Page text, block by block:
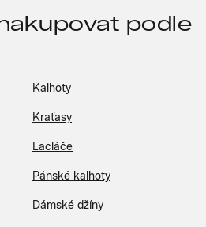
podle
Kalhoty
Kraťasy
Lacláče
Pánské kalhoty
Dámské džíny